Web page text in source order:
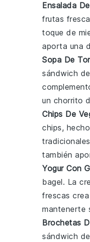
Ensalada
frutas
toque de
aporta una
Sopa De
sándwich
un chorrito
Chips De
chips,
también
Yogur Con
bagel. La
frescas
mantenerte
Brochetas
sándwich